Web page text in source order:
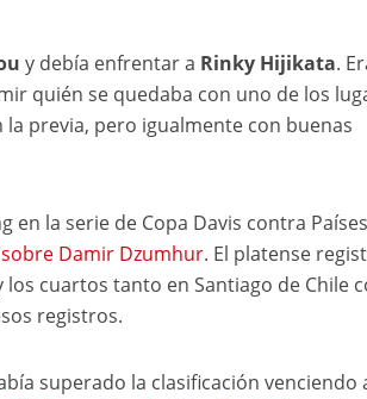
y debía enfrentar a Rinky Hijikata.
quién se quedaba con uno de los
previa, pero igualmente con buenas
en la serie de Copa Davis contra Países
Damir Dzumhur. El platense
cuartos tanto en Santiago de Chile
registros.
superado la clasificación venciendo